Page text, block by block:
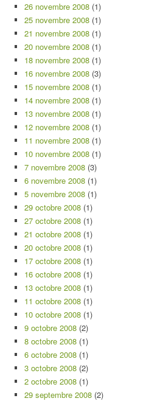
26 novembre 2008 (1)
25 novembre 2008 (1)
21 novembre 2008 (1)
20 novembre 2008 (1)
18 novembre 2008 (1)
16 novembre 2008 (3)
15 novembre 2008 (1)
14 novembre 2008 (1)
13 novembre 2008 (1)
12 novembre 2008 (1)
11 novembre 2008 (1)
10 novembre 2008 (1)
7 novembre 2008 (3)
6 novembre 2008 (1)
5 novembre 2008 (1)
29 octobre 2008 (1)
27 octobre 2008 (1)
21 octobre 2008 (1)
20 octobre 2008 (1)
17 octobre 2008 (1)
16 octobre 2008 (1)
13 octobre 2008 (1)
11 octobre 2008 (1)
10 octobre 2008 (1)
9 octobre 2008 (2)
8 octobre 2008 (1)
6 octobre 2008 (1)
3 octobre 2008 (2)
2 octobre 2008 (1)
29 septembre 2008 (2)